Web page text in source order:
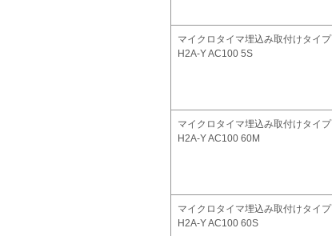
マイクロタイマ埋込み取付けタイプ
H2A-Y AC100 5S
マイクロタイマ埋込み取付けタイプ
H2A-Y AC100 60M
マイクロタイマ埋込み取付けタイプ
H2A-Y AC100 60S